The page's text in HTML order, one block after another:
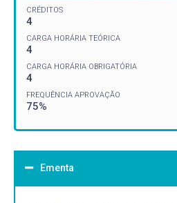
CRÉDITOS
4
CARGA HORÁRIA TEÓRICA
4
CARGA HORÁRIA OBRIGATÓRIA
4
FREQUÊNCIA APROVAÇÃO
75%
Ementa